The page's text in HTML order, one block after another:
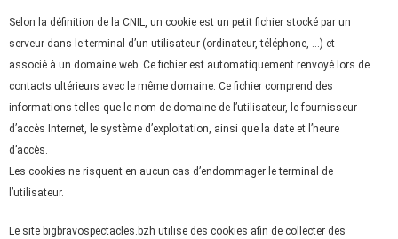
Selon la définition de la CNIL, un cookie est un petit fichier stocké par un
serveur dans le terminal d’un utilisateur (ordinateur, téléphone, …) et
associé à un domaine web. Ce fichier est automatiquement renvoyé lors de
contacts ultérieurs avec le même domaine. Ce fichier comprend des
informations telles que le nom de domaine de l’utilisateur, le fournisseur
d’accès Internet, le système d’exploitation, ainsi que la date et l’heure
d’accès.
Les cookies ne risquent en aucun cas d’endommager le terminal de
l’utilisateur.
Le site bigbravospectacles.bzh utilise des cookies afin de collecter des